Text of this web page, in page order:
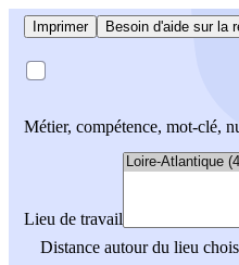
Imprimer Besoin d'aide sur la
Métier, compétence, mot-clé,
Lieu de travail
Distance autour du lieu